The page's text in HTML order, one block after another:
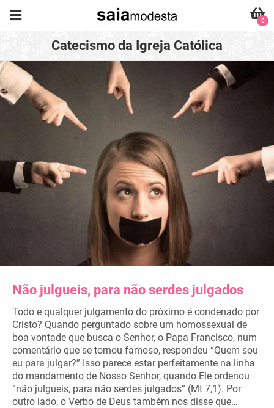
0
Catecismo da Igreja Católica
Não julgueis, para não serdes julgados
Todo e qualquer julgamento do próximo é condenado por
Cristo? Quando perguntado sobre um homossexual de
boa vontade que busca o Senhor, o Papa Francisco, num
comentário que se tornou famoso, respondeu “Quem sou
eu para julgar?” Isso parece estar perfeitamente na linha
do mandamento de Nosso Senhor, quando Ele ordenou
“não julgueis, para não serdes julgados” (Mt 7,1). Por
outro lado, o Verbo de Deus também nos disse que…